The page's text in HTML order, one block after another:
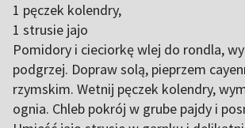
1 pęczek kolendry,
1 strusie jajo
Pomidory i cieciorkę wlej do rondla,
podgrzej. Dopraw solą, pieprzem
rzymskim. Wetnij pęczek kolendry,
ognia. Chleb pokrój w grube pajdy i